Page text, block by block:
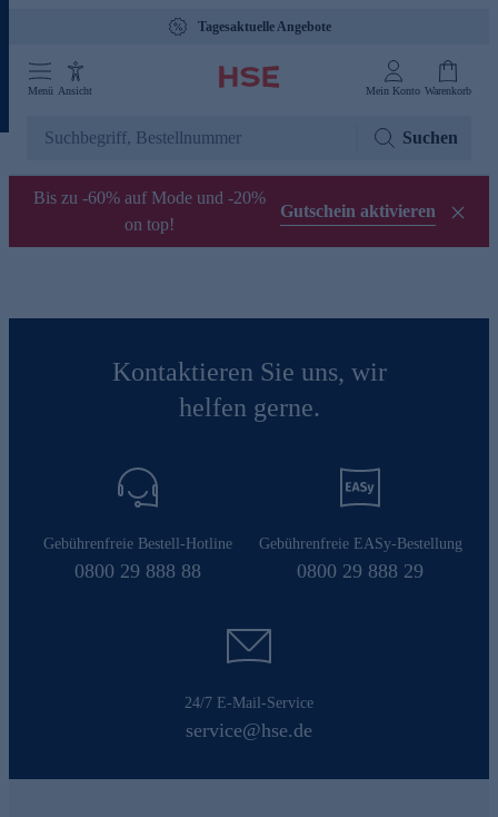
Tagesaktuelle Angebote
Menü Ansicht Mein Konto Warenkorb
Suchen
Bis zu -60% auf Mode und -20%
on top!
Gutschein aktivieren
Kontaktieren Sie uns, wir
helfen gerne.
Gebührenfreie Bestell-Hotline
0800 29 888 88
Gebührenfreie EASy-Bestellung
0800 29 888 29
24/7 E-Mail-Service
service@hse.de